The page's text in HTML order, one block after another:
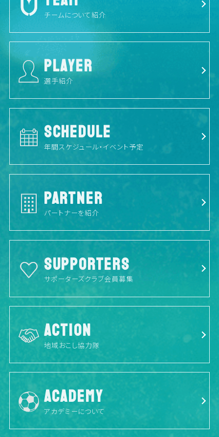
チームについて紹介
PLAYER
選手紹介
SCHEDULE
年間スケジュール・イベント予定
PARTNER
パートナーを紹介
SUPPORTERS
サポーターズクラブ会員募集
ACTION
地域おこし協力隊
ACADEMY
アカデミーについて